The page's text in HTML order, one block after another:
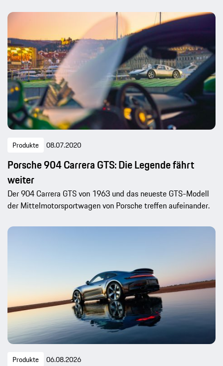
Produkte 08.07.2020
Porsche 904 Carrera GTS: Die Legende fährt
weiter
Der 904 Carrera GTS von 1963 und das neueste GTS-Modell
der Mittelmotorsportwagen von Porsche treffen aufeinander.
Produkte 06.08.2026